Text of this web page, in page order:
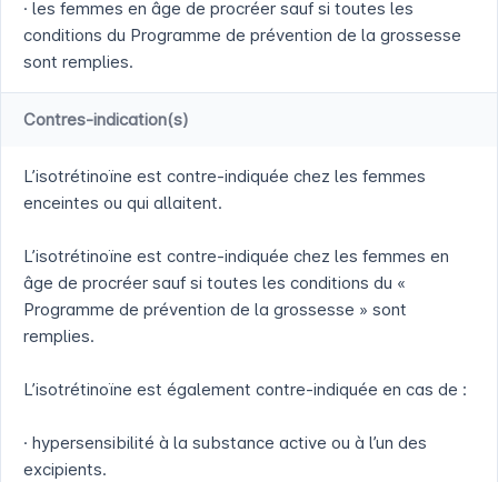
· les femmes en âge de procréer sauf si toutes les
conditions du Programme de prévention de la grossesse
sont remplies.
Contres-indication(s)
L’isotrétinoïne est contre-indiquée chez les femmes
enceintes ou qui allaitent.
L’isotrétinoïne est contre-indiquée chez les femmes en
âge de procréer sauf si toutes les conditions du «
Programme de prévention de la grossesse » sont
remplies.
L’isotrétinoïne est également contre-indiquée en cas de :
· hypersensibilité à la substance active ou à l’un des
excipients.